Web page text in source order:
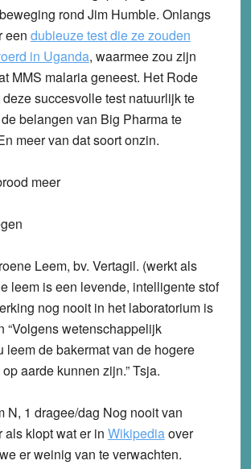
rond Jim Humble. Onlangs
een dubieuze test die ze zouden
in Uganda, waarmee zou zijn
MMS malaria geneest. Het Rode
succesvolle test natuurlijk te
belangen van Big Pharma te
meer van dat soort onzin.
meer
Leem, bv. Vertagil. (werkt als
leem is een levende, intelligente stof
nog nooit in het laboratorium is
“Volgens wetenschappelijk
leem de bakermat van de hogere
aarde kunnen zijn.” Tsja.
N, 1 dragee/dag Nog nooit van
als klopt wat er in Wikipediaover
er weinig van te verwachten.